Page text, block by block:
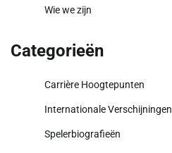
Wie we zijn
Categorieën
Carrière Hoogtepunten
Internationale Verschijningen
Spelerbiografieën